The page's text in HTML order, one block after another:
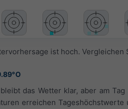
ist hoch. Vergleichen
das Wetter klar, aber am
erreichen